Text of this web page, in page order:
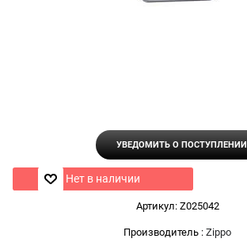
УВЕДОМИТЬ О ПОСТУПЛЕНИИ
Нет в наличии
Артикул: Z025042
Производитель : Zippo